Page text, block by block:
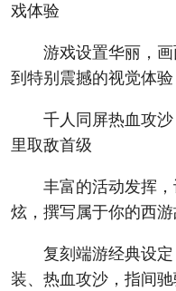
戏体验
游戏设置华丽，
到特别震撼的视觉体验
千人同屏热血攻
里取敌首级
丰富的活动发挥
炫，撰写属于你的西
复刻端游经典设
装、热血攻沙，指间驰